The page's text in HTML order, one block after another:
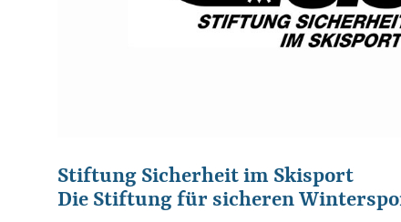
Stiftung Sicherheit im Skisport
Die Stiftung für sicheren